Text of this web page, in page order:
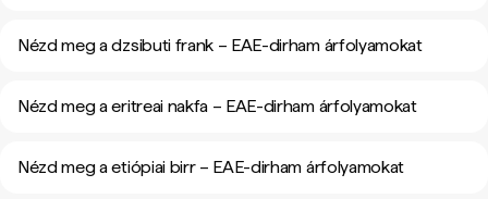
Nézd meg a dzsibuti frank – EAE-dirham árfolyamokat
Nézd meg a eritreai nakfa – EAE-dirham árfolyamokat
Nézd meg a etiópiai birr – EAE-dirham árfolyamokat